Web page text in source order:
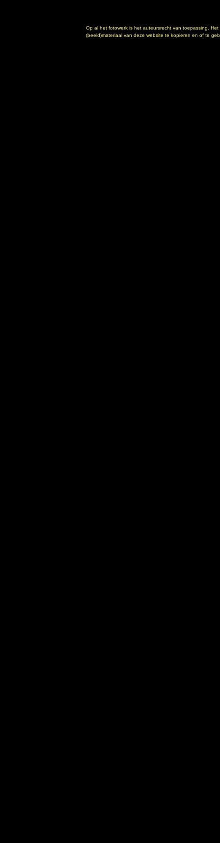
Op al het fotowerk is het auteursrecht van toepassing.
(beeld)materiaal van deze website te kopieren en of te